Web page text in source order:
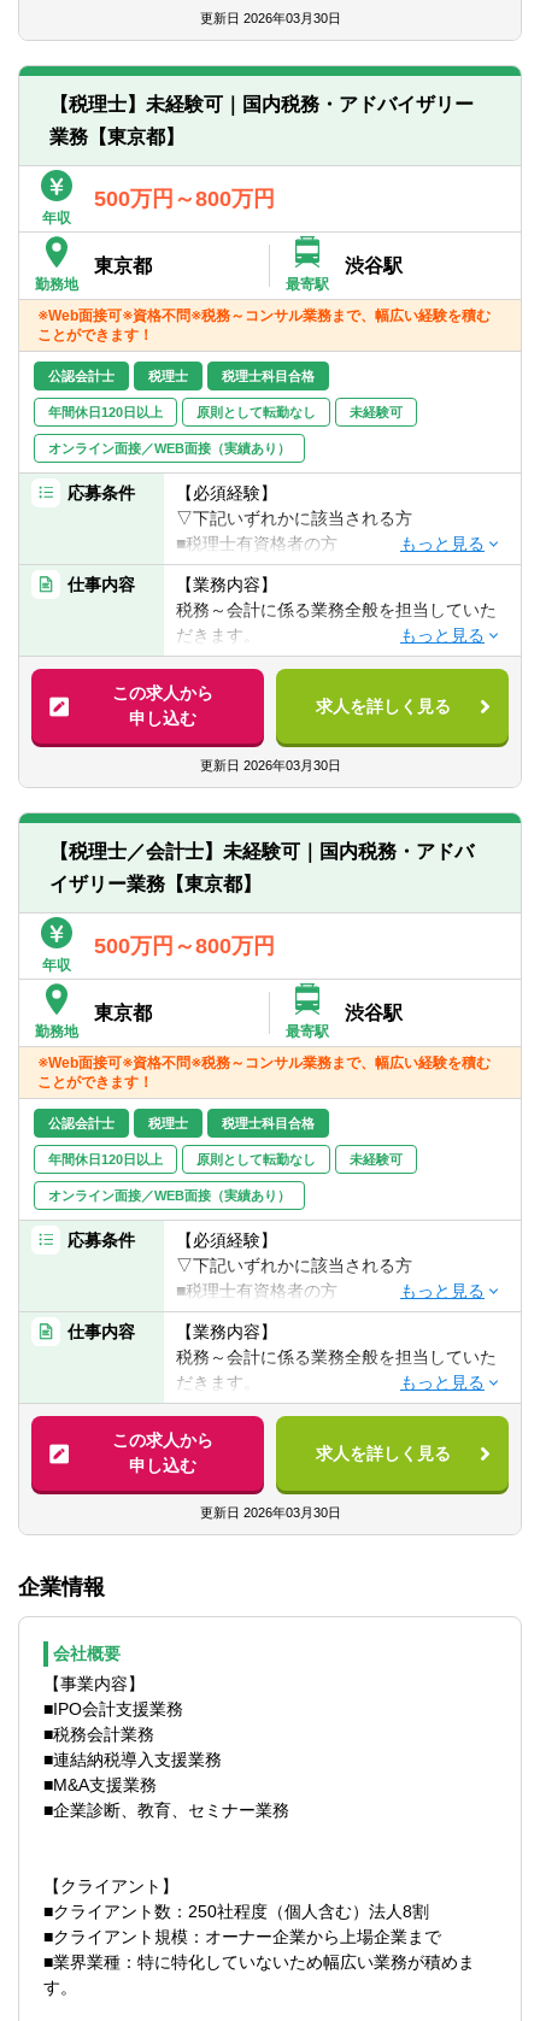
■マネジメント
【会計ソフト】
■freee
※クラウド会計です。
更新日 2026年03月30日
【税理士】未経験可｜国内税務・アドバイザリー
業務【東京都】
年収
500万円～800万円
勤務地
東京都
最寄駅
渋谷駅
※Web面接可※資格不問※税務～コンサル業務まで、幅広い経験を積む
ことができます！
公認会計士 税理士 税理士科目合格
年間休日120日以上 原則として転勤なし 未経験可
オンライン面接／WEB面接（実績あり）
応募条件
【必須経験】
▽下記いずれかに該当される方
■税理士有資格者の方
※国税出身の税理士の方歓迎です。
経験が浅い方は経験豊富な代表や税理士の
方に直接業務を教えていただける環境があ
ります。
仕事内容
【業務内容】
税務～会計に係る業務全般を担当していた
だきます。
■税務申告業務
■IPO支援業務
■融資支援業務他
■マネジメント
【会計ソフト】
■freee
※クラウド会計です。
この求人から
申し込む
求人を詳しく見る
更新日 2026年03月30日
【税理士／会計士】未経験可｜国内税務・アドバ
イザリー業務【東京都】
年収
500万円～800万円
勤務地
東京都
最寄駅
渋谷駅
※Web面接可※資格不問※税務～コンサル業務まで、幅広い経験を積む
ことができます！
公認会計士 税理士 税理士科目合格
年間休日120日以上 原則として転勤なし 未経験可
オンライン面接／WEB面接（実績あり）
応募条件
【必須経験】
▽下記いずれかに該当される方
■税理士有資格者の方
※国税出身の税理士の方歓迎です。
■公認会計士の方
経験が浅い方は経験豊富な代表や税理士の
方に直接業務を教えていただける環境があ
ります。
仕事内容
【業務内容】
税務～会計に係る業務全般を担当していた
だきます。
■税務申告業務
■IPO支援業務
■融資支援業務他
■マネジメント
この求人から
申し込む
求人を詳しく見る
更新日 2026年03月30日
企業情報
会社概要
【事業内容】
■IPO会計支援業務
■税務会計業務
■連結納税導入支援業務
■M&A支援業務
■企業診断、教育、セミナー業務
【クライアント】
■クライアント数：250社程度（個人含む）法人8割
■クライアント規模：オーナー企業から上場企業まで
■業界業種：特に特化していないため幅広い業務が積めま
す。